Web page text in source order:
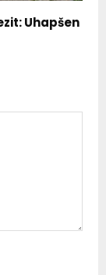
Uhapšen